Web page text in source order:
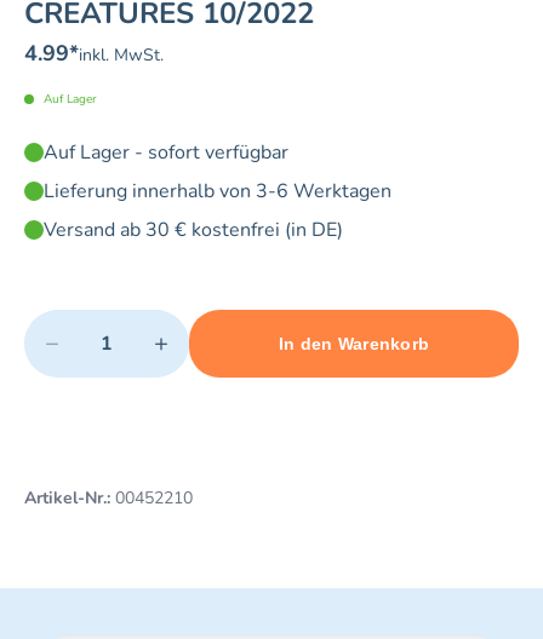
CREATURES 10/2022
4.99*inkl. MwSt.
Auf Lager
Auf Lager - sofort verfügbar
Lieferung innerhalb von 3-6 Werktagen
Versand ab 30 € kostenfrei (in DE)
Quantity
− +
Minimum quantity: 1 Maximum quantity: 5
In den Warenkorb
Add 1 item to cart
Artikel-Nr.: 00452210